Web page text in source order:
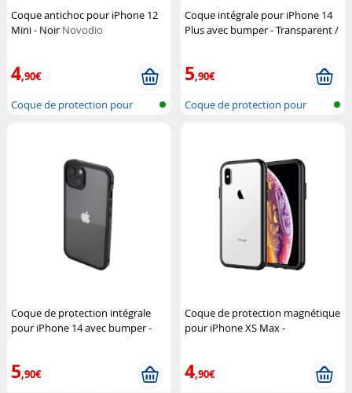
Coque antichoc pour iPhone 12
Mini - Noir Novodio
4,90€
Coque de protection pour
Coque intégrale pour iPhone 14
Plus avec bumper - Transparent /
5,90€
Coque de protection pour
Coque de protection intégrale
pour iPhone 14 avec bumper -
5,90€
Coque de protection magnétique
pour iPhone XS Max -
4,90€